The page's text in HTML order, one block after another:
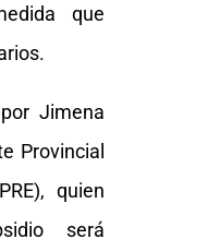
que
Jimena
Provincial
quien
será